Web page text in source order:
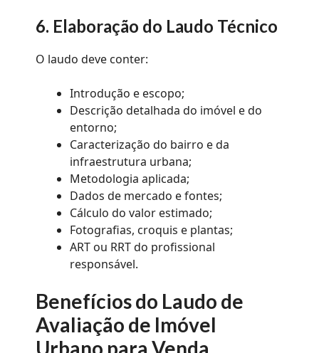
6. Elaboração do Laudo Técnico
O laudo deve conter:
Introdução e escopo;
Descrição detalhada do imóvel e do
entorno;
Caracterização do bairro e da
infraestrutura urbana;
Metodologia aplicada;
Dados de mercado e fontes;
Cálculo do valor estimado;
Fotografias, croquis e plantas;
ART ou RRT do profissional
responsável.
Benefícios do Laudo de
Avaliação de Imóvel
Urbano para Venda